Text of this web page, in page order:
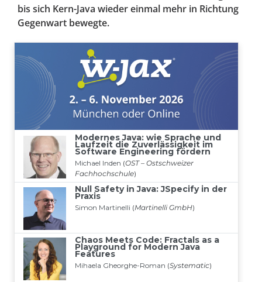
bis sich Kern-Java wieder einmal mehr in Richtung
Gegenwart bewegte.